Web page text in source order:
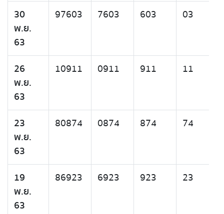
30
พ.ย.
63
97603 7603 603 03
26
พ.ย.
63
10911 0911 911 11
23
พ.ย.
63
80874 0874 874 74
19
พ.ย.
63
86923 6923 923 23